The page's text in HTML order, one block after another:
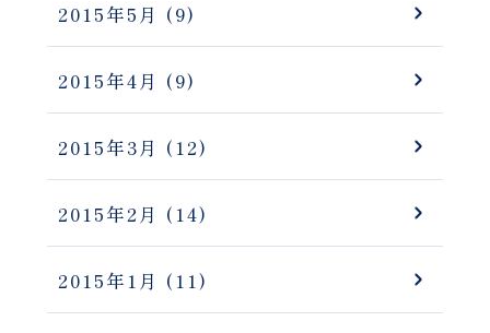
2015年5月 (9)
2015年4月 (9)
2015年3月 (12)
2015年2月 (14)
2015年1月 (11)